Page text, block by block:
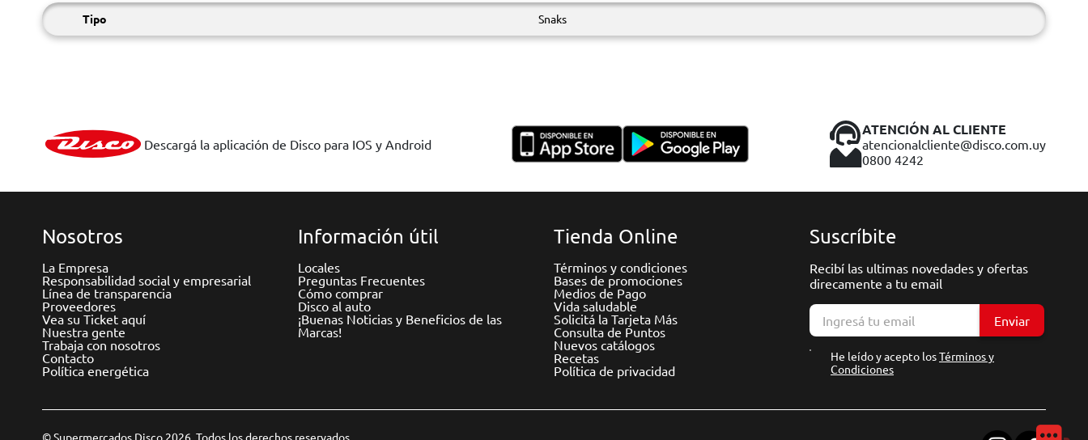
Tipo Snaks
Descargá la aplicación de Disco para IOS y Android
ATENCIÓN AL CLIENTE
atencionalcliente@disco.com.uy
0800 4242
Nosotros
La Empresa
Responsabilidad social y empresarial
Línea de transparencia
Proveedores
Vea su Ticket aquí
Nuestra gente
Trabaja con nosotros
Contacto
Política energética
Información útil
Locales
Preguntas Frecuentes
Cómo comprar
Disco al auto
¡Buenas Noticias y Beneficios de las
Marcas!
Tienda Online
Términos y condiciones
Bases de promociones
Medios de Pago
Vida saludable
Solicitá la Tarjeta Más
Consulta de Puntos
Nuevos catálogos
Recetas
Política de privacidad
Suscríbite
Recibí las ultimas novedades y ofertas
direcamente a tu email
Enviar
He leído y acepto losTérminos y
Condiciones
© Supermercados Disco 2026. Todos los derechos reservados